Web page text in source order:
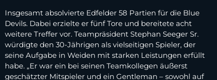
Insgesamt absolvierte Edfelder 58 Partien für die Blue
Devils. Dabei erzielte er fünf Tore und bereitete acht
weitere Treffer vor. Teampräsident Stephan Seeger Sr.
würdigte den 30-Jährigen als vielseitigen Spieler, der
seine Aufgabe in Weiden mit starken Leistungen erfüllt
habe. „Er war ein bei seinen Teamkollegen äußerst
geschätzter Mitspieler und ein Gentleman – sowohl auf